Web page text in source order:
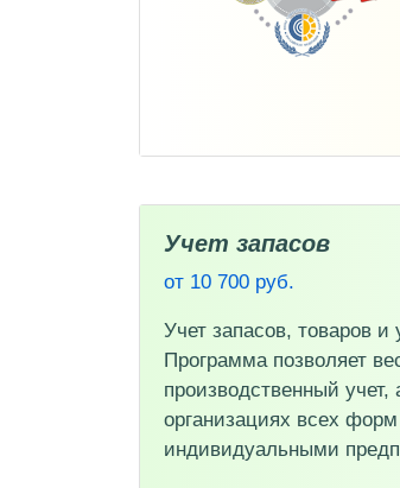
Учет запасов
от 10 700 руб.
Учет запасов, товаров
Программа позволяет
производственный учет,
организациях всех
индивидуальными